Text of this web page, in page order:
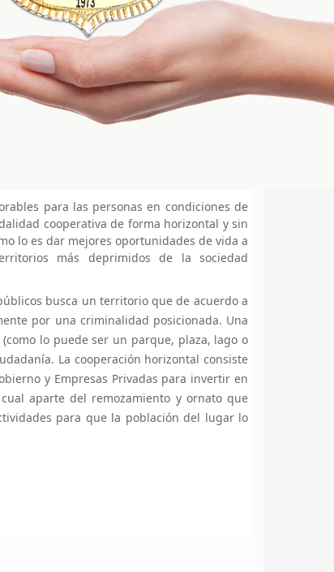
para las personas en condiciones de
cooperativa de forma horizontal y sin
lo es dar mejores oportunidades de vida a
más deprimidos de la sociedad
busca un territorio que de acuerdo a
por una criminalidad posicionada. Una
lo puede ser un parque, plaza, lago o
La cooperación horizontal consiste
y Empresas Privadas para invertir en
aparte del remozamiento y ornato que
para que la población del lugar lo